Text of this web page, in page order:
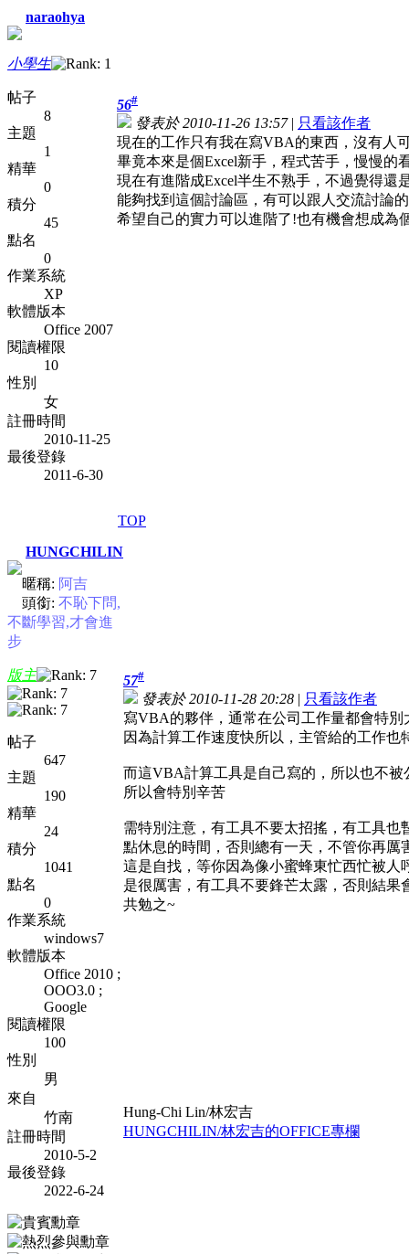
naraohya
小學生
帖子
8
主題
1
精華
0
積分
45
點名
0
作業系統
XP
軟體版本
Office 2007
閱讀權限
10
性別
女
註冊時間
2010-11-25
最後登錄
2011-6-30
56#
發表於 2010-11-26 13:57| 只看該作者
現在的工作只有我在寫VBA的東西，沒有人
畢竟本來是個Excel新手，程式苦手，慢慢的
現在有進階成Excel半生不熟手，不過覺得還
能夠找到這個討論區，有可以跟人交流討論
希望自己的實力可以進階了!也有機會想成為
TOP
HUNGCHILIN
暱稱: 阿吉
頭銜: 不恥下問,
不斷學習,才會進
步
版主
帖子
647
主題
190
精華
24
積分
1041
點名
0
作業系統
windows7
軟體版本
Office 2010 ;
OOO3.0 ;
Google
閱讀權限
100
性別
男
來自
竹南
註冊時間
2010-5-2
最後登錄
2022-6-24
57#
發表於 2010-11-28 20:28 | 只看該作者
寫VBA的夥伴，通常在公司工作量都會特別
因為計算工作速度快所以，主管給的工作
而這VBA計算工具是自己寫的，所以也不
所以會特別辛苦
需特別注意，有工具不要太招搖，有工具
點休息的時間，否則總有一天，不管你再
這是自找，等你因為像小蜜蜂東忙西忙被
是很厲害，有工具不要鋒芒太露，否則結果
共勉之~
Hung-Chi Lin/林宏吉
HUNGCHILIN/林宏吉的OFFICE專欄